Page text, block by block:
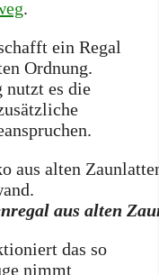
.
ein Regal
Ordnung.
es die
aus alten
das so
nimmt